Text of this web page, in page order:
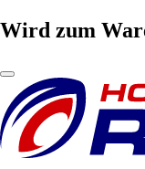
Wird zum